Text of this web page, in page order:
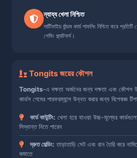
ন্যায্য খেলা নিশ্চিত
সার্টিফাইড র্যান্ডম কার্ড শাফলিং নিশ্চিত করে প্রতিটি
গেমিং প্ল্যাটফর্ম।
Tongits জয়ের কৌশল
Tongits-এ দক্ষতা অর্জনের জন্য দক্ষতা এবং
কার্ডস গেমের পারফরম্যান্স উন্নত করার জন্য বিশেষজ্ঞ
কার্ড কাউন্টিং: খেলা হয়ে যাওয়া উচ্চ-মূল্যের
সিদ্ধান্ত নিতে পারেন
দ্রুত মেল্ডিং: তাড়াতাড়ি সেট এবং রান তৈরি করে
কমাতে